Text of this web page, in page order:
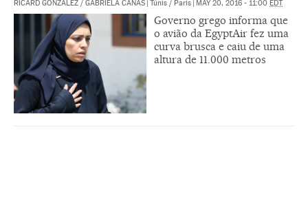
RICARD GONZÁLEZ / GABRIELA CAÑAS | Túnis / Paris | MAY 20, 2016 - 11:00 EDT
Governo grego informa que
o avião da EgyptAir fez uma
curva brusca e caiu de uma
altura de 11.000 metros